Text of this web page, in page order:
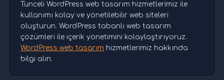
Tunceli WordPress web tasarım hizmetlerimiz ile
kullanımı kolay ve yönetilebilir web siteleri
oluşturun. WordPress tabanlı web tasarım
çözümleri ile içerik yönetimini kolaylaştırıyoruz.
WordPress web tasarım hizmetlerimiz hakkında
bilgi alın.